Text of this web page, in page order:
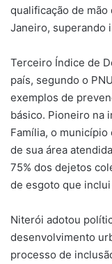
qualificação de mão
Janeiro, superando
Terceiro Índice de
país, segundo o
exemplos de
básico. Pioneiro na
Família, o município
de sua área
75% dos dejetos
de esgoto que
Niterói adotou
desenvolvimento
processo de